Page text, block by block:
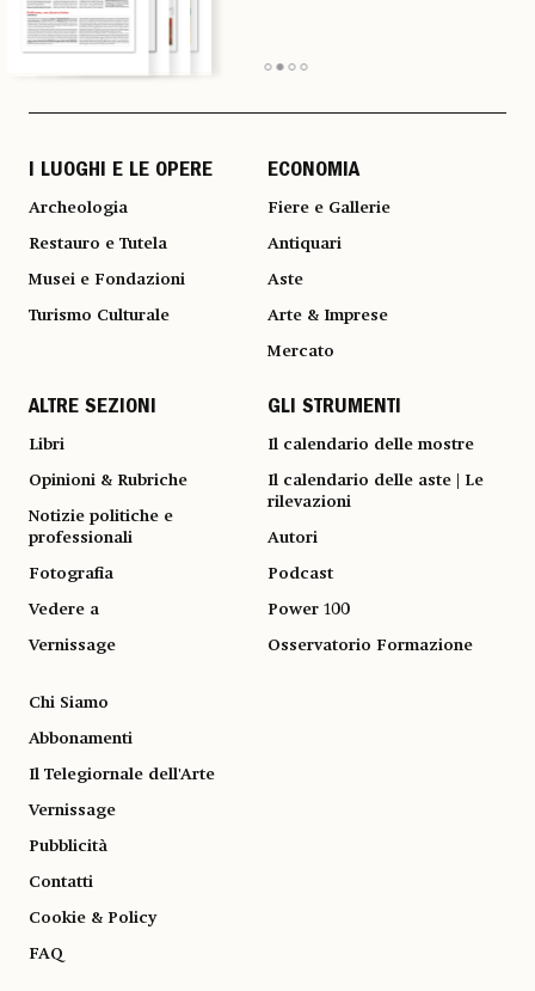
I LUOGHI E LE OPERE
Archeologia
Restauro e Tutela
Musei e Fondazioni
Turismo Culturale
ECONOMIA
Fiere e Gallerie
Antiquari
Aste
Arte & Imprese
Mercato
ALTRE SEZIONI
Libri
Opinioni & Rubriche
Notizie politiche e
professionali
Fotografia
Vedere a
Vernissage
GLI STRUMENTI
Il calendario delle mostre
Il calendario delle aste | Le
rilevazioni
Autori
Podcast
Power 100
Osservatorio Formazione
Chi Siamo
Abbonamenti
Il Telegiornale dell'Arte
Vernissage
Pubblicità
Contatti
Cookie & Policy
FAQ